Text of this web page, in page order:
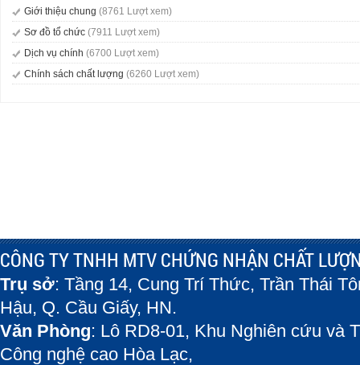
Giới thiệu chung (8761 Lượt xem)
Sơ đồ tổ chức (7911 Lượt xem)
Dịch vụ chính (6700 Lượt xem)
Chính sách chất lượng (6260 Lượt xem)
CÔNG TY TNHH MTV CHỨNG NHẬN CHẤT
Trụ sở: Tầng 14, Cung Trí Thức, Trần Thái
Hậu, Q. Cầu Giấy, HN.
Văn Phòng: Lô RD8-01, Khu Nghiên cứu và
Công nghệ cao Hòa Lạc,